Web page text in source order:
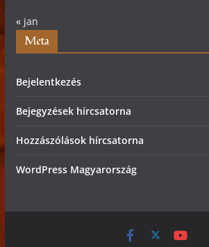
« jan
Meta
Bejelentkezés
Bejegyzések hírcsatorna
Hozzászólások hírcsatorna
WordPress Magyarország